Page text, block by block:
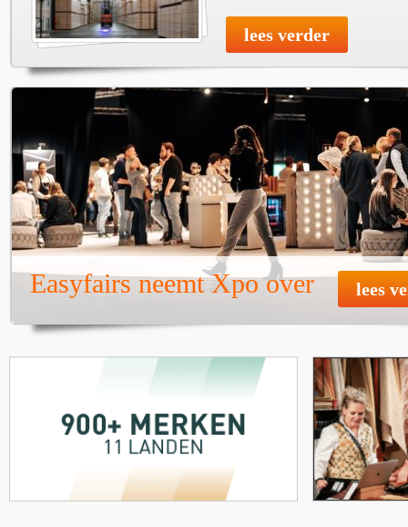
lees verder
Easyfairs neemt Xpo over lees